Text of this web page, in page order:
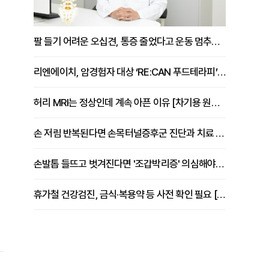
팔 들기 어려운 오십견, 통증 줄었다고 운동 멈추면 안 되는 이유 [이병욱 원장 칼럼]
리엔에이치, 암경험자 대상 ‘RE:CAN 푸드테라피’ 운영
허리 MRI는 정상인데 계속 아픈 이유 [차기용 원장 칼럼]
손 저림 반복된다면 손목터널증후군 진단과 치료 시기 살펴야 [김동현 원장 칼럼]
손발톱 들뜨고 벗겨진다면 '조갑박리증' 의심해야 [김철윤 원장 칼럼]
휴가철 건강검진, 금식·복용약 등 사전 확인 필요 [정도감 원장 칼럼]